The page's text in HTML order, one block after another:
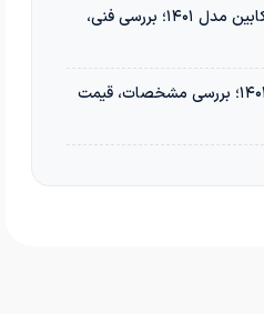
خرید نیسان پیکاپ تک کابین مدل ۱۴۰۱؛ بررسی فنی،
معرفی لوکانو L7 مدل ۱۴۰۴؛ بررسی مشخصات، قیمت